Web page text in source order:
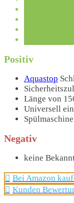
Positiv
Aquastop
Länge von
Universell
Negativ
keine
Bei Amazon
Kunden